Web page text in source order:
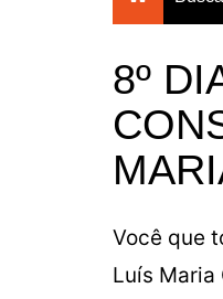
Um
Maria
8º
Você que
Luís